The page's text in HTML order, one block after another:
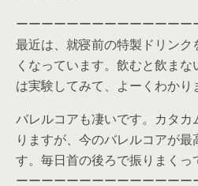
ーーーーーーーーーーーーーー
最近は、就寝前の特製ドリンク
くなっています。飲むと飲ま
は実験してみて、よーくわかり
バレルコアも凄いです。カタ
りますが、今のバレルコアが最
す。毎日首の後ろで振りまくっ
ーーーーーーーーーーーーーー